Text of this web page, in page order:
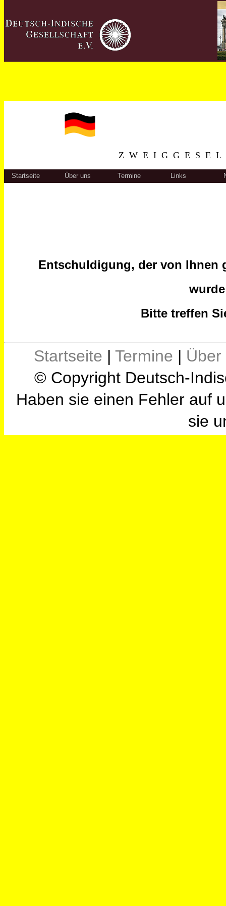
Startseite Über uns Termine Links
Entschuldigung, der von Ihnen
Bitte treffen
Startseite | Termine |
© Copyright Deutsch-
Haben sie einen Fehler auf
sie